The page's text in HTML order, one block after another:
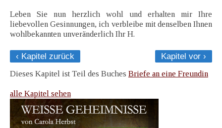
Leben Sie nun herzlich wohl und erhalten mir Ihre
liebevollen Gesinnungen, ich verbleibe mit denselben Ihnen
wohlbekannten unveränderlich Ihr H.
‹ Kapitel zurück
Kapitel vor ›
Dieses Kapitel ist Teil des Buches Briefe an eine Freundin
alle Kapitel sehen